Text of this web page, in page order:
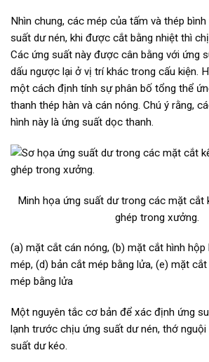
Nhìn chung, các mép của tấm và thép
suất dư nén, khi được cắt bằng nhiệt thì
Các ứng suất này được cân bằng với ứng
dấu ngược lại ở vị trí khác trong cấu kiện.
một cách định tính sự phân bố tổng thể
thanh thép hàn và cán nóng. Chú ý rằng,
hình này là ứng suất dọc thanh.
Minh họa ứng suất dư trong các mặt cắt
ghép trong xưởng.
(a) mặt cắt cán nóng, (b) mặt cắt hình hộp
mép, (d) bản cắt mép bằng lửa, (e) mặt
mép bằng lửa
Một nguyên tắc cơ bản để xác định ứng
lạnh trước chịu ứng suất dư nén, thớ
suất dư kéo.